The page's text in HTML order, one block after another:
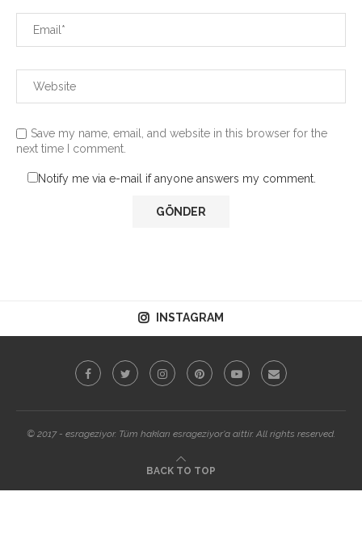
Save my name, email, and website in this browser for the
next time I comment.
Notify me via e-mail if anyone answers my comment.
INSTAGRAM
© 2017 - esrageziyor. Tüm hakları esrageziyor'a aittir. All rights reserved.
BACK TO TOP